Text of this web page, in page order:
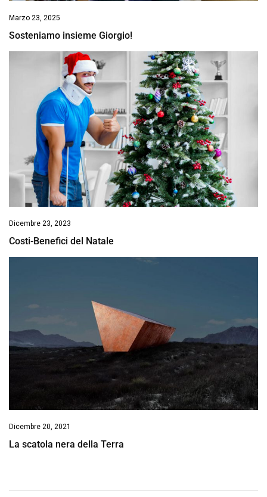
Marzo 23, 2025
Sosteniamo insieme Giorgio!
Dicembre 23, 2023
Costi-Benefici del Natale
Dicembre 20, 2021
La scatola nera della Terra